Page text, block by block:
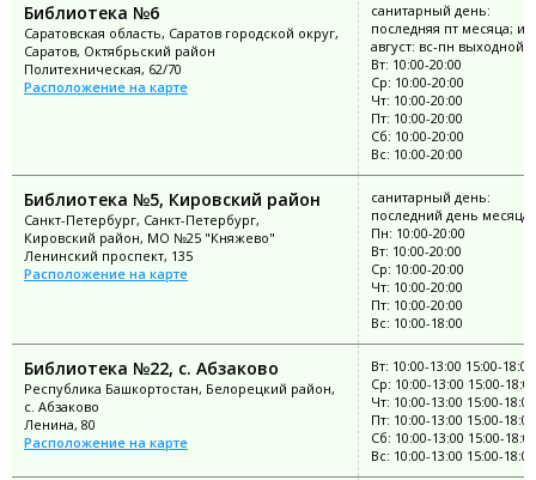
Библиотека №6
Саратовская область, Саратов городской округ,
Саратов, Октябрьский район
Политехническая, 62/70
Расположение на карте
санитарный день:
последняя пт месяца;
август: вс-пн выходной
Вт: 10:00-20:00
Ср: 10:00-20:00
Чт: 10:00-20:00
Пт: 10:00-20:00
Сб: 10:00-20:00
Вс: 10:00-20:00
Библиотека №5, Кировский район
Санкт-Петербург, Санкт-Петербург,
Кировский район, МО №25 "Княжево"
Ленинский проспект, 135
Расположение на карте
санитарный день:
последний день месяца
Пн: 10:00-20:00
Вт: 10:00-20:00
Ср: 10:00-20:00
Чт: 10:00-20:00
Пт: 10:00-20:00
Вс: 10:00-18:00
Библиотека №22, с. Абзаково
Республика Башкортостан, Белорецкий район,
с. Абзаково
Ленина, 80
Расположение на карте
Вт: 10:00-13:00 15:00-18:00
Ср: 10:00-13:00 15:00-18:00
Чт: 10:00-13:00 15:00-18:00
Пт: 10:00-13:00 15:00-18:00
Сб: 10:00-13:00 15:00-18:00
Вс: 10:00-13:00 15:00-18:00